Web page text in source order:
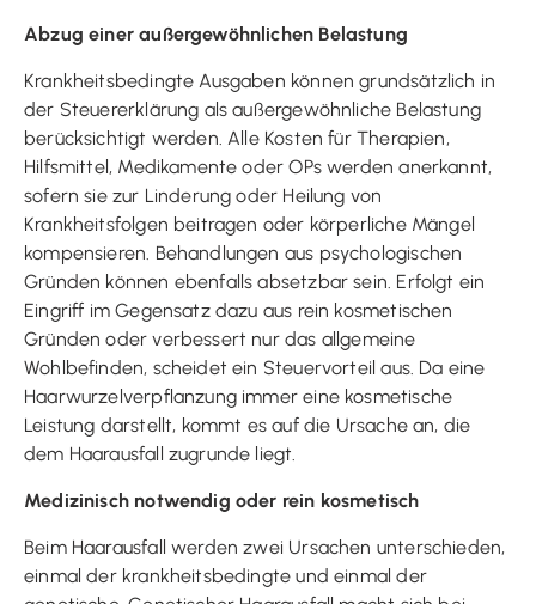
Abzug einer außergewöhnlichen Belastung
Krankheitsbedingte Ausgaben können grundsätzlich in
der Steuererklärung als außergewöhnliche Belastung
berücksichtigt werden. Alle Kosten für Therapien,
Hilfsmittel, Medikamente oder OPs werden anerkannt,
sofern sie zur Linderung oder Heilung von
Krankheitsfolgen beitragen oder körperliche Mängel
kompensieren. Behandlungen aus psychologischen
Gründen können ebenfalls absetzbar sein. Erfolgt ein
Eingriff im Gegensatz dazu aus rein kosmetischen
Gründen oder verbessert nur das allgemeine
Wohlbefinden, scheidet ein Steuervorteil aus. Da eine
Haarwurzelverpflanzung immer eine kosmetische
Leistung darstellt, kommt es auf die Ursache an, die
dem Haarausfall zugrunde liegt.
Medizinisch notwendig oder rein kosmetisch
Beim Haarausfall werden zwei Ursachen unterschieden,
einmal der krankheitsbedingte und einmal der